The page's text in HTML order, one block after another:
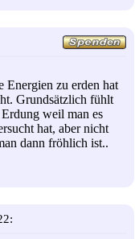
Energien zu erden hat
Grundsätzlich fühlt
weil man es
hat, aber nicht
dann fröhlich ist..